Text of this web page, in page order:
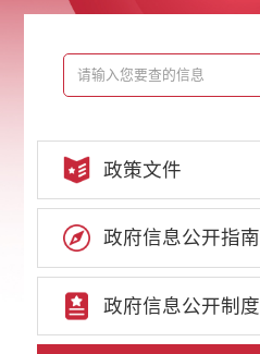
政策文件
政府信息公开指南
政府信息公开制度